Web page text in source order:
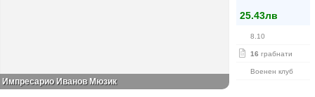
25.43лв
8.10
16 грабнати
Военен клуб
Импресарио Иванов Мюзик